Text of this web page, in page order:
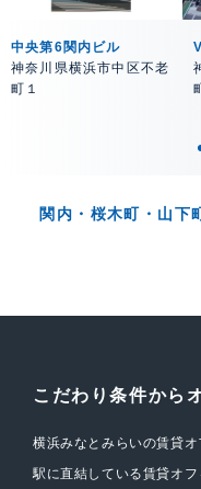
中央第6関内ビル
神奈川県横浜市中区不老
町１
関内・桜木町・山下
こだわり条件から
横浜みなとみらいの賃貸オ
駅に直結している賃貸オ